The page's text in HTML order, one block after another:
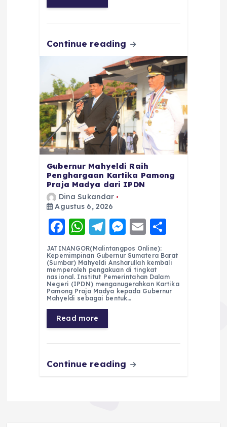
o
k
p m
Continue reading
Gubernur Mahyeldi Raih
Penghargaan Kartika Pamong
Praja Madya dari IPDN
Dina Sukandar
Agustus 6, 2026
F
a
c
e
b
o
o
k
W
h
a
ts
A
p
p
T
el
e
g
r
a
m
M
e
ss
e
n
E
m
ai
l
a
re
JATINANGOR(Malintangpos Online):
Kepemimpinan Gubernur Sumatera Barat
(Sumbar) Mahyeldi Ansharullah kembali
memperoleh pengakuan di tingkat
nasional. Institut Pemerintahan Dalam
Negeri (IPDN) menganugerahkan Kartika
Pamong Praja Madya kepada Gubernur
Mahyeldi sebagai bentuk…
Read more
Continue reading